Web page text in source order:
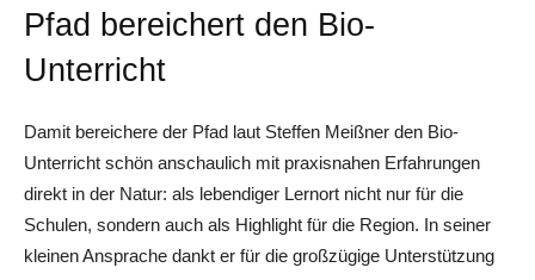
Pfad bereichert den Bio-
Unterricht
Damit bereichere der Pfad laut Steffen Meißner den Bio-
Unterricht schön anschaulich mit praxisnahen Erfahrungen
direkt in der Natur: als lebendiger Lernort nicht nur für die
Schulen, sondern auch als Highlight für die Region. In seiner
kleinen Ansprache dankt er für die großzügige Unterstützung